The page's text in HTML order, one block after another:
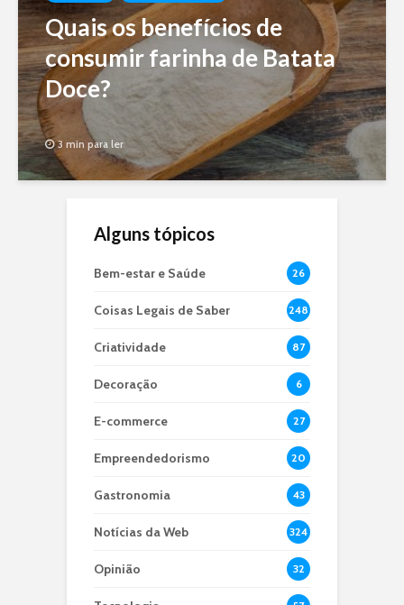
Quais os benefícios de
consumir farinha de Batata
Doce?
3 min para ler
Alguns tópicos
Bem-estar e Saúde 26
Coisas Legais de Saber 248
Criatividade 87
Decoração 6
E-commerce 27
Empreendedorismo 20
Gastronomia 43
Notícias da Web 324
Opinião 32